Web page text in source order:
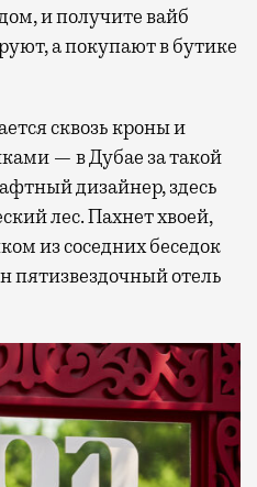
и получите вайб
а покупают в бутике
сквозь кроны и
— в Дубае за такой
дизайнер, здесь
лес. Пахнет хвоей,
из соседних беседок
пятизвездочный отель